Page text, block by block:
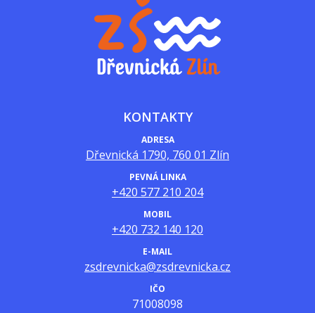
KONTAKTY
ADRESA
Dřevnická 1790, 760 01 Zlín
PEVNÁ LINKA
+420 577 210 204
MOBIL
+420 732 140 120
E-MAIL
zsdrevnicka@zsdrevnicka.cz
IČO
71008098